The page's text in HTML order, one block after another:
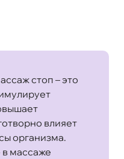
стоп – это
влияет
организма.
массаже